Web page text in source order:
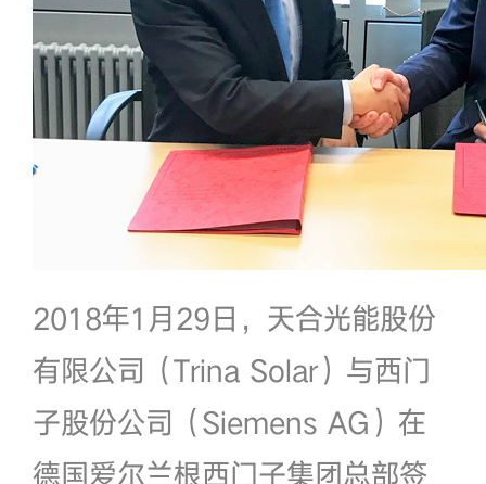
2018年1月29日，天合光能股份
有限公司（Trina Solar）与西门
子股份公司（Siemens AG）在
德国爱尔兰根西门子集团总部签